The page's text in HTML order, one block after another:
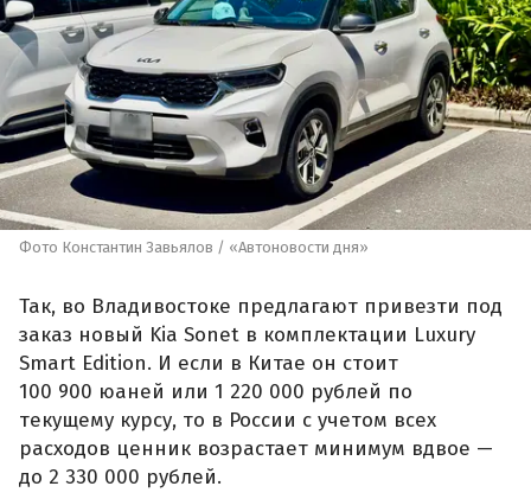
Фото Константин Завьялов / «Автоновости дня»
Так, во Владивостоке предлагают привезти под
заказ новый Kia Sonet в комплектации Luxury
Smart Edition. И если в Китае он стоит
100 900 юаней или 1 220 000 рублей по
текущему курсу, то в России с учетом всех
расходов ценник возрастает минимум вдвое —
до 2 330 000 рублей.